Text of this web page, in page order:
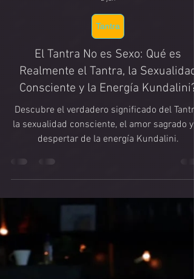
Priyananda Kundalini Shaktipat
2 jun
Tantra
El Tantra No es Sexo: Qué es
Realmente el Tantra, la Sexualidad
Consciente y la Energía Kundalini?
Descubre el verdadero significado del